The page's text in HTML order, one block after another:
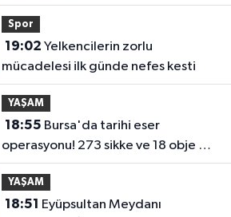
Spor
19:02
mücadelesi ilk günde nefes kesti
YAŞAM
18:55
operasyonu! 273 sikke ve 18 obje ele
geçirildi
YAŞAM
18:51